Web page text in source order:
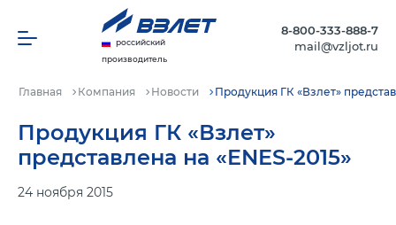
российский
производитель
8-800-333-888-7
mail@vzljot.ru
Главная Компания Новости Продукция ГК «Взлет»
Продукция ГК «Взлет»
представлена на «ENES-2015»
24 ноября 2015